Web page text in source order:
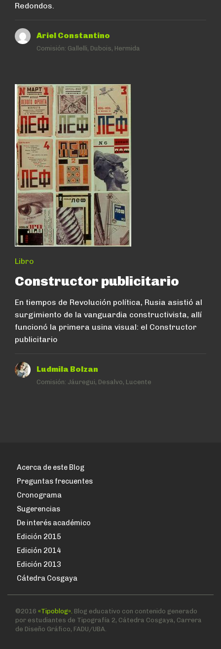
Redondos.
Ariel Constantino
Comisión: Gallelli, Dubois, Hermida
Libro
Constructor publicitario
En tiempos de Revolución política, Rusia asistió al
surgimiento de la vanguardia constructivista, allí
funcionó la primera usina visual: el Constructor
publicitario
Ludmila Bolzan
Comisión: Jáuregui, Desalvo, Lucente
Acerca de este Blog
Preguntas frecuentes
Cronograma
Sugerencias
De interés académico
Edición 2015
Edición 2014
Edición 2013
Cátedra Cosgaya
©2016 «Tipoblog». Blog educativo con contenido generado
por estudiantes de Tipografía 2, Cátedra Cosgaya, Carrera
de Diseño Gráfico, FADU/UBA.